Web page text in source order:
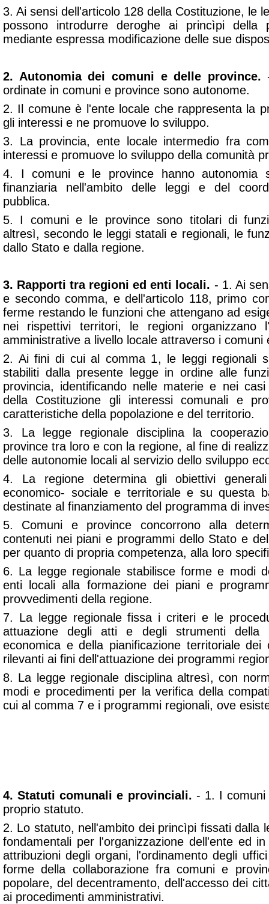
3. Ai sensi dell'articolo 128 della Costituzione, le
possono introdurre deroghe ai princìpi della
mediante espressa modificazione delle sue
2. Autonomia dei comuni e delle province.
ordinate in comuni e province sono autonome.
2. Il comune è l'ente locale che rappresenta la
gli interessi e ne promuove lo sviluppo.
3. La provincia, ente locale intermedio fra
interessi e promuove lo sviluppo della comunità
4. I comuni e le province hanno autonomia
finanziaria nell'ambito delle leggi e del
pubblica.
5. I comuni e le province sono titolari di
altresì, secondo le leggi statali e regionali, le
dallo Stato e dalla regione.
3. Rapporti tra regioni ed enti locali. - 1. Ai
e secondo comma, e dell'articolo 118, primo
ferme restando le funzioni che attengano ad
nei rispettivi territori, le regioni organizzano
amministrative a livello locale attraverso i comuni
2. Ai fini di cui al comma 1, le leggi regionali
stabiliti dalla presente legge in ordine alle
provincia, identificando nelle materie e nei
della Costituzione gli interessi comunali e
caratteristiche della popolazione e del territorio.
3. La legge regionale disciplina la
province tra loro e con la regione, al fine di
delle autonomie locali al servizio dello sviluppo
4. La regione determina gli obiettivi generali
economico- sociale e territoriale e su questa
destinate al finanziamento del programma di
5. Comuni e province concorrono alla
contenuti nei piani e programmi dello Stato e
per quanto di propria competenza, alla loro
6. La legge regionale stabilisce forme e modi
enti locali alla formazione dei piani e
provvedimenti della regione.
7. La legge regionale fissa i criteri e le
attuazione degli atti e degli strumenti della
economica e della pianificazione territoriale
rilevanti ai fini dell'attuazione dei programmi
8. La legge regionale disciplina altresì, con
modi e procedimenti per la verifica della
cui al comma 7 e i programmi regionali, ove
4. Statuti comunali e provinciali. - 1. I comuni
proprio statuto.
2. Lo statuto, nell'ambito dei princìpi fissati dalla
fondamentali per l'organizzazione dell'ente ed
attribuzioni degli organi, l'ordinamento degli
forme della collaborazione fra comuni e
popolare, del decentramento, dell'accesso dei
ai procedimenti amministrativi.